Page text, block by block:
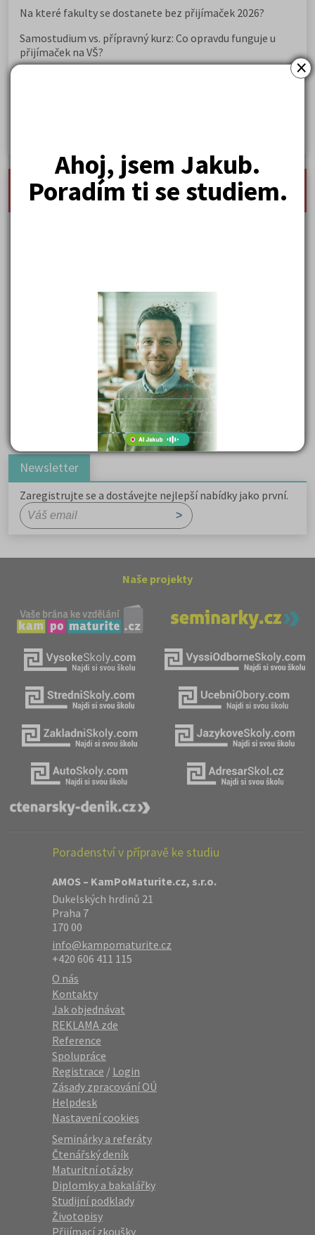
×
Ahoj, jsem Jakub.
Poradím ti se studiem.
Na které fakulty se dostanete bez přijímaček 2026?
Samostudium vs. přípravný kurz: Co opravdu funguje u
přijímaček na VŠ?
nejnovější seminárky, maturitní otázky a čtenářsky
deník
Důležité reakce organických sloučenin a jejich význam
Zákonitosti v elektronové struktuře
Základní charakteristiky obyvatelstva a geografie sídel
Karel Hynek Mácha: Máj
Karel Havlíček Borovský: Tyrolské elegie
Romain Rolland: Petr a Lucie
Newsletter
Zaregistrujte se a dostávejte nejlepší nabídky jako první.
Naše projekty
Poradenství v přípravě ke studiu
AMOS – KamPoMaturite.cz, s.r.o.
Dukelských hrdinů 21
Praha 7
170 00
info@kampomaturite.cz
+420 606 411 115
O nás
Kontakty
Jak objednávat
REKLAMA zde
Reference
Spolupráce
Registrace / Login
Zásady zpracování OÚ
Helpdesk
Nastavení cookies
Seminárky a referáty
Čtenářský deník
Maturitní otázky
Diplomky a bakalářky
Studijní podklady
Životopisy
Přijímací zkoušky